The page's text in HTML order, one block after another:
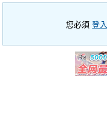
您必須登入